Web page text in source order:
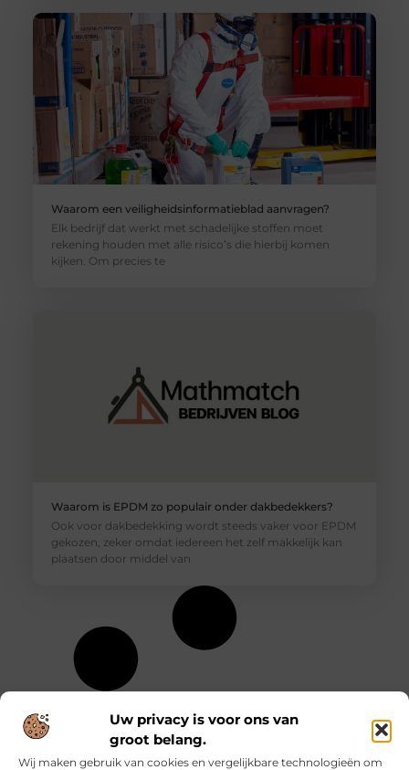
Uw privacy is voor ons van
groot belang.
Wij maken gebruik van cookies en vergelijkbare technologieën om
Waarom een veiligheidsinformatieblad aanvragen?
Elk bedrijf dat werkt met schadelijke stoffen moet
rekening houden met alle risico’s die hierbij komen
kijken. Om precies te
Waarom is EPDM zo populair onder dakbedekkers?
Ook voor dakbedekking wordt steeds vaker voor EPDM
gekozen, zeker omdat iedereen het zelf makkelijk kan
plaatsen door middel van